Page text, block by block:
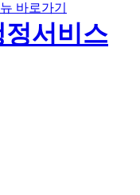
바로가기